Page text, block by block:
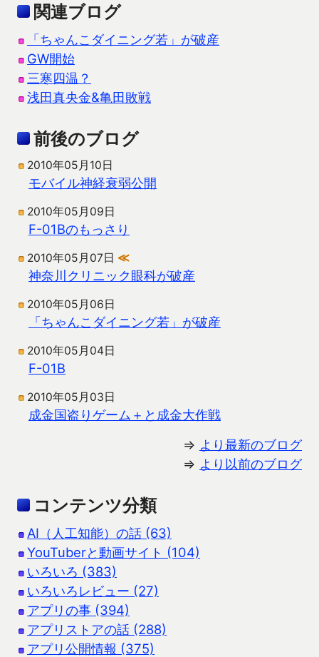
関連ブログ
「ちゃんこダイニング若」が破産
GW開始
三寒四温？
浅田真央金&亀田敗戦
前後のブログ
2010年05月10日
モバイル神経衰弱公開
2010年05月09日
F-01Bのもっさり
2010年05月07日 ≪
神奈川クリニック眼科が破産
2010年05月06日
「ちゃんこダイニング若」が破産
2010年05月04日
F-01B
2010年05月03日
成金国盗りゲーム＋と成金大作戦
⇒ より最新のブログ
⇒ より以前のブログ
コンテンツ分類
AI（人工知能）の話 (63)
YouTuberと動画サイト (104)
いろいろ (383)
いろいろレビュー (27)
アプリの事 (394)
アプリストアの話 (288)
アプリ公開情報 (375)